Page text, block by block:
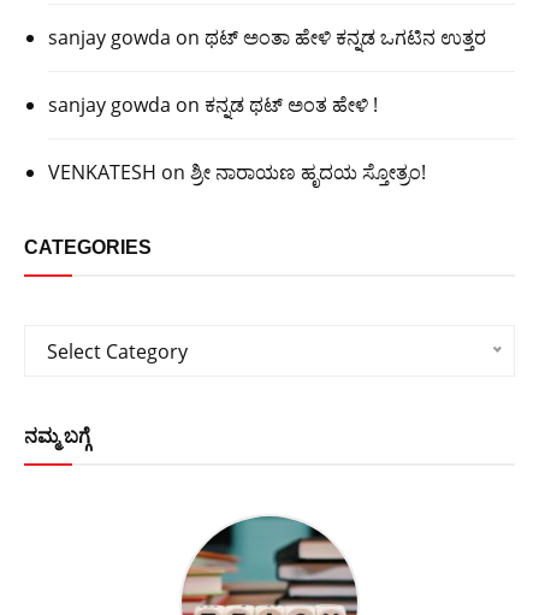
sanjay gowda on ಥಟ್ ಅಂತಾ ಹೇಳಿ ಕನ್ನಡ ಒಗಟಿನ ಉತ್ತರ
sanjay gowda on ಕನ್ನಡ ಥಟ್ ಅಂತ ಹೇಳಿ !
VENKATESH on ಶ್ರೀ ನಾರಾಯಣ ಹೃದಯ ಸ್ತೋತ್ರಂ!
CATEGORIES
Categories
Select Category
ನಮ್ಮ ಬಗ್ಗೆ